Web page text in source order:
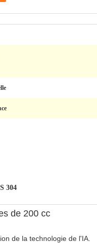
304
de 200 cc
de la technologie de l'IA.